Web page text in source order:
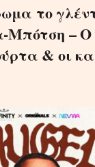
το
– Ο
& οι